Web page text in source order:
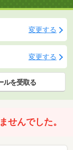
変更する
変更する
ルを受取る
せんでした。